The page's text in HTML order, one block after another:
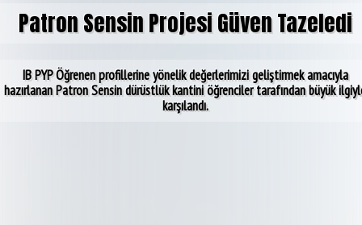
Patron Sensin Projesi Güven Tazeledi
IB PYP Öğrenen profillerine yönelik değerlerimizi geliştirmek amacıyla
hazırlanan Patron Sensin dürüstlük kantini öğrenciler tarafından büyük
karşılandı.